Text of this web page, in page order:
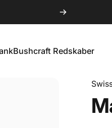
Bushcraft Redskaber